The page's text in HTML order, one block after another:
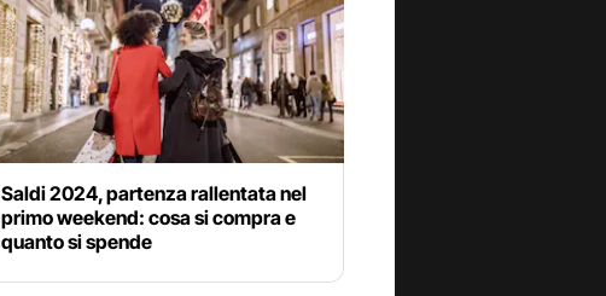
Saldi 2024, partenza rallentata nel
primo weekend: cosa si compra e
quanto si spende